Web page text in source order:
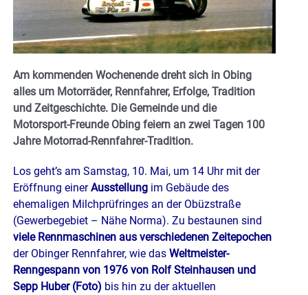
Am kommenden Wochenende dreht sich in Obing
alles um Motorräder, Rennfahrer, Erfolge, Tradition
und Zeitgeschichte. Die Gemeinde und die
Motorsport-Freunde Obing feiern an zwei Tagen 100
Jahre Motorrad-Rennfahrer-Tradition.
Los geht’s am Samstag, 10. Mai, um 14 Uhr mit der
Eröffnung einerAusstellung im Gebäude des
ehemaligen Milchprüfringes an der Obüzstraße
(Gewerbegebiet – Nähe Norma). Zu bestaunen sind
viele Rennmaschinen aus verschiedenen Zeitepochen
der Obinger Rennfahrer, wie das Weltmeister-
Renngespann von 1976 von Rolf Steinhausen und
Sepp Huber (Foto) bis hin zu der aktuellen